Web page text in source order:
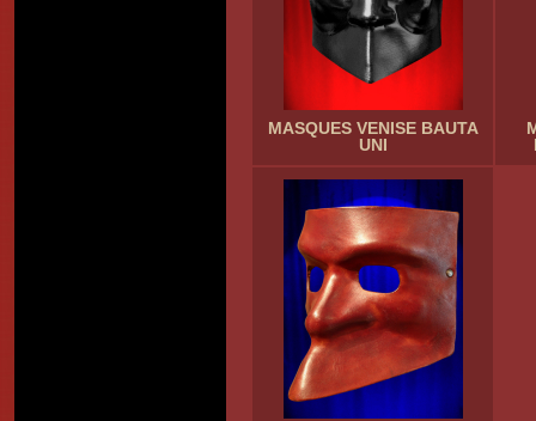
MASQUES VENISE BAUTA
UNI